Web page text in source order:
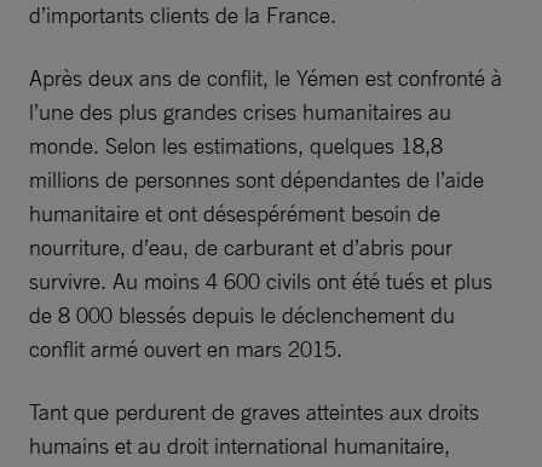
d’importants clients de la France.
Après deux ans de conflit, le Yémen est confronté à
l’une des plus grandes crises humanitaires au
monde. Selon les estimations, quelques 18,8
millions de personnes sont dépendantes de l’aide
humanitaire et ont désespérément besoin de
nourriture, d’eau, de carburant et d’abris pour
survivre. Au moins 4 600 civils ont été tués et plus
de 8 000 blessés depuis le déclenchement du
conflit armé ouvert en mars 2015.
Tant que perdurent de graves atteintes aux droits
humains et au droit international humanitaire,